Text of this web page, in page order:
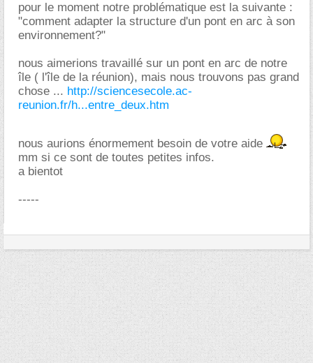
pour le moment notre problématique est la suivante :
"comment adapter la structure d'un pont en arc à son
environnement?"
nous aimerions travaillé sur un pont en arc de notre
île ( l'île de la réunion), mais nous trouvons pas grand
chose ... http://sciencesecole.ac-
reunion.fr/h...entre_deux.htm
nous aurions énormement besoin de votre aide
mm si ce sont de toutes petites infos.
a bientot
-----